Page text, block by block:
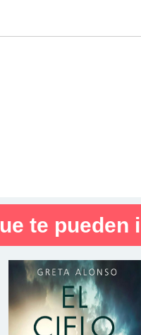
te pueden